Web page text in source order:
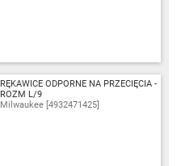
RĘKAWICE ODPORNE NA PRZECIĘCIA -
ROZM L/9
Milwaukee [4932471425]